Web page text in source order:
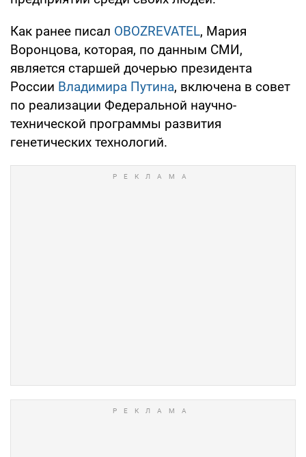
Как ранее писал OBOZREVATEL, Мария
Воронцова, которая, по данным СМИ,
является старшей дочерью президента
России Владимира Путина, включена в совет
по реализации Федеральной научно-
технической программы развития
генетических технологий.